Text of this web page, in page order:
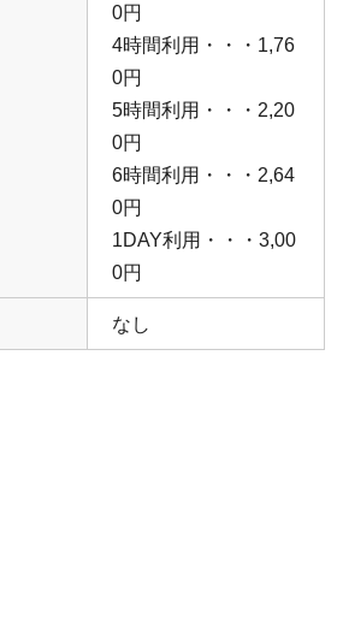
0円
4時間利用・・・1,76
0円
5時間利用・・・2,20
0円
6時間利用・・・2,64
0円
1DAY利用・・・3,00
0円
なし